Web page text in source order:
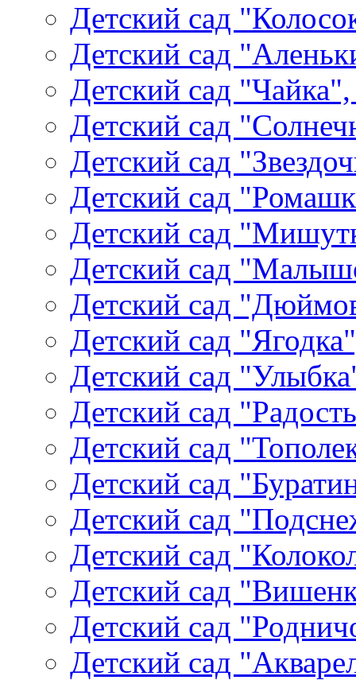
Детский сад
Детский сад
Детский сад
Детский сад
Детский сад
Детский сад
Детский сад
Детский сад
Детский сад
Детский сад
Детский сад
Детский сад
Детский сад
Детский сад
Детский сад
Детский сад
Детский сад
Детский сад
Детский сад